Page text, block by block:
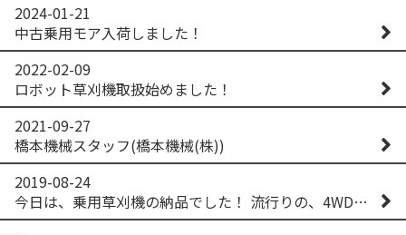
2024-01-21
中古乗用モア入荷しました！
2022-02-09
ロボット草刈機取扱始めました！
2021-09-27
橋本機械スタッフ(橋本機械(株))
2019-08-24
今日は、乗用草刈機の納品でした！ 流行りの、4WD！ #イセキアグリ #オーレック #四駆 #増税間近